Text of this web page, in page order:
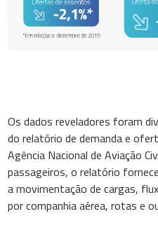
Os dados reveladores foram
do relatório de demanda e
Agência Nacional de Aviação
passageiros, o relatório
a movimentação de cargas,
por companhia aérea, rotas e